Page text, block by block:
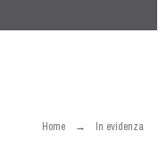
Home In evidenza